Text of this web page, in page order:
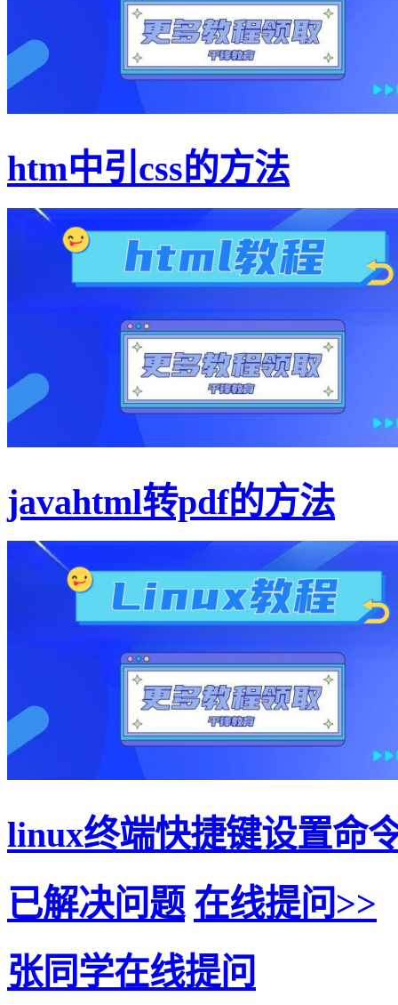
htm中引css的方法
javahtml转pdf的方法
linux终端快捷键设置命
已解决问题 在线提问>>
张同学在线提问